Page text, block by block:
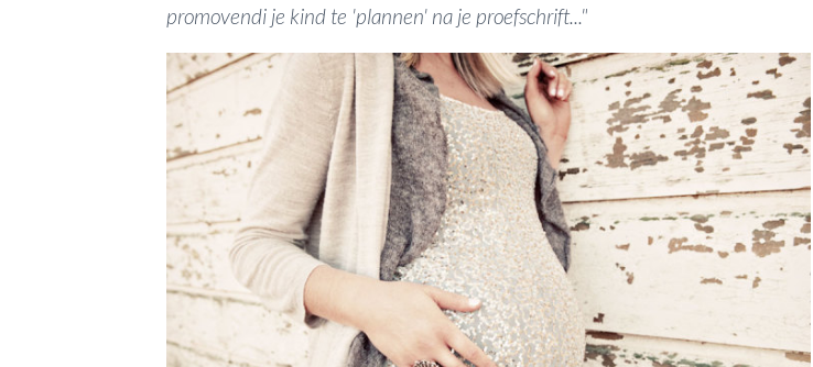
promovendi je kind te 'plannen' na je proefschrift..."